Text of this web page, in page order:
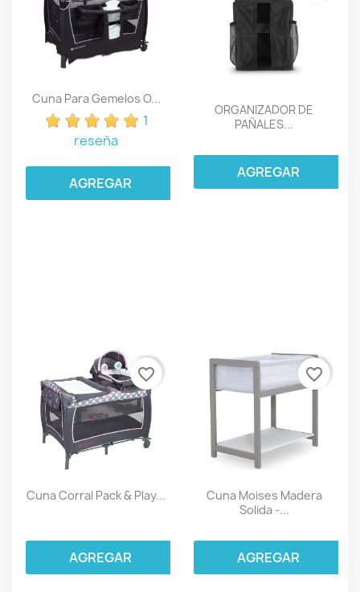
Cuna Para Gemelos O...
1
reseña
AGREGAR
ORGANIZADOR DE
PAÑALES...
AGREGAR
Cuna Corral Pack & Play...
AGREGAR
favorite_border
Cuna Moises Madera
Solida -...
AGREGAR
favorite_border